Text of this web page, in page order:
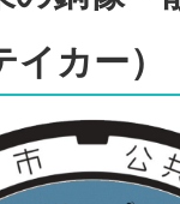
カー）